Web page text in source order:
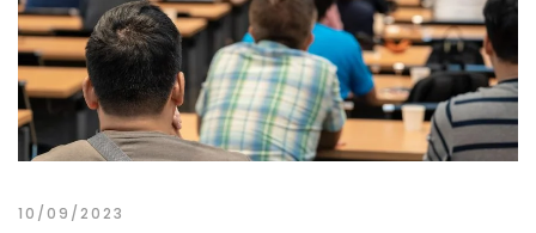
10/09/2023